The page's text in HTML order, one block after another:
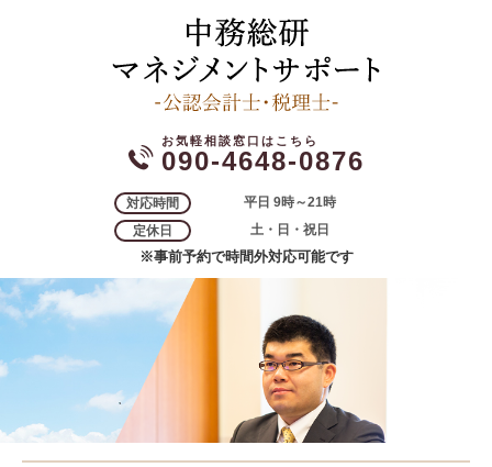
090-4648-0876
対応時間
平日 9時～21時
定休日
土・日・祝日
※事前予約で時間外対応可能です